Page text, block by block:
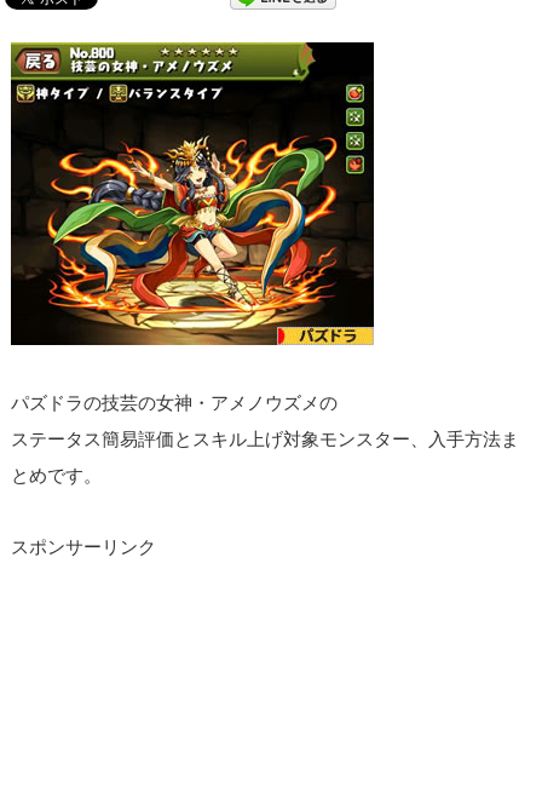
パズドラの技芸の女神・アメノウズメの
ステータス簡易評価とスキル上げ対象モンスター、入手方法ま
とめです。
スポンサーリンク